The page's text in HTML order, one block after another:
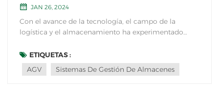
JAN 26, 2024
Con el avance de la tecnología, el campo de la
logística y el almacenamiento ha experimentado
Una de las innovaciones más destacadas es la
implantación de apiladores automáticos en los
almacenes vertic...
ETIQUETAS :
AGV
Sistemas De Gestión De Almacenes